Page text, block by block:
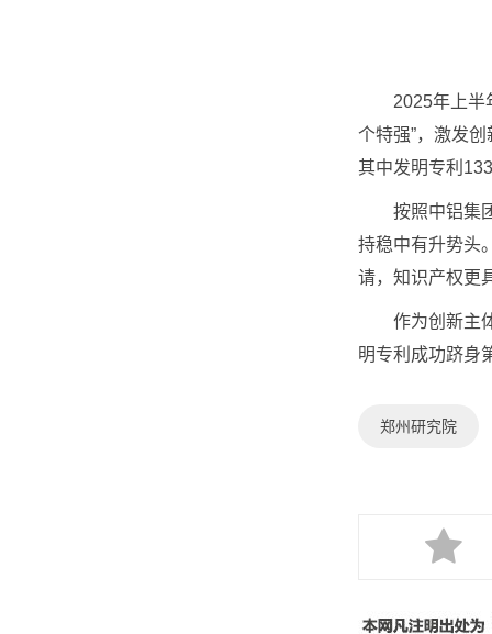
2025年上半年
个特强”，激发
其中发明专利
按照中铝集团
持稳中有升势头
请，知识产权更
作为创新主体
明专利成功跻身
郑州研究院